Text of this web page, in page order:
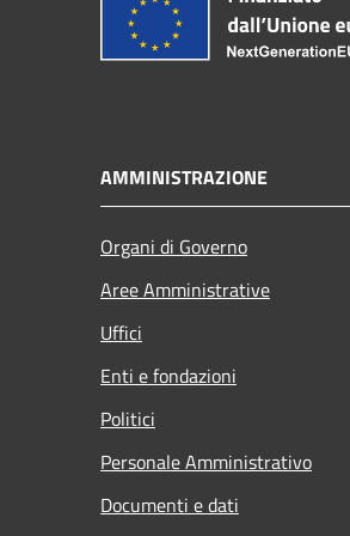
AMMINISTRAZIONE
Organi di Governo
Aree Amministrative
Uffici
Enti e fondazioni
Politici
Personale Amministrativo
Documenti e dati